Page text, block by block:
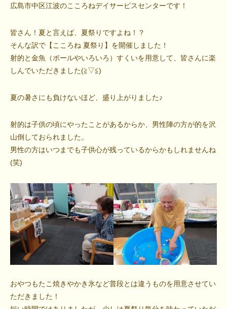
広島市中区江波のこころねデイサービスセンターです！
皆さん！夏と言えば、夏祭りですよね！？
そんな訳で【こころね 夏祭り】を開催しました！
射的と金魚（ボールやいろいろ）すくいを用意して、皆さんに楽
しんでいただきました(≧▽≦)
夏の暑さにも負けないほど、盛り上がりました♪
射的は子供の頃にやったことがあるからか、男性陣の方が的を沢
山倒しておられました。
男性の方はいつまでも子供心が残っているからかもしれませんね
(笑)
おやつもたこ焼きやかき氷など普段とは違うものを用意させてい
ただきました！